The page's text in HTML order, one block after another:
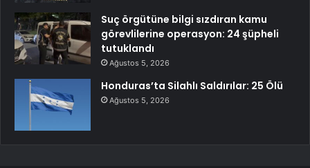
Suç örgütüne bilgi sızdıran kamu
görevlilerine operasyon: 24 şüpheli
tutuklandı
Ağustos 5, 2026
Honduras’ta Silahlı Saldırılar: 25 Ölü
Ağustos 5, 2026